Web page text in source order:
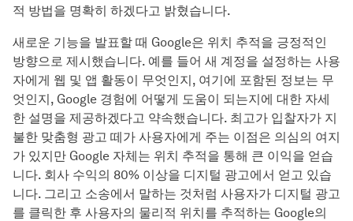
적 방법을 명확히 하겠다고 밝혔습니다.
새로운 기능을 발표할 때 Google은 위치 추적을 긍정적인
방향으로 제시했습니다. 예를 들어 새 계정을 설정하는 사용
자에게 웹 및 앱 활동이 무엇인지, 여기에 포함된 정보는 무
엇인지, Google 경험에 어떻게 도움이 되는지에 대한 자세
한 설명을 제공하겠다고 약속했습니다. 최고가 입찰자가 지
불한 맞춤형 광고 떼가 사용자에게 주는 이점은 의심의 여지
가 있지만 Google 자체는 위치 추적을 통해 큰 이익을 얻습
니다. 회사 수익의 80% 이상을 디지털 광고에서 얻고 있습
니다. 그리고 소송에서 말하는 것처럼 사용자가 디지털 광고
를 클릭한 후 사용자의 물리적 위치를 추적하는 Google의